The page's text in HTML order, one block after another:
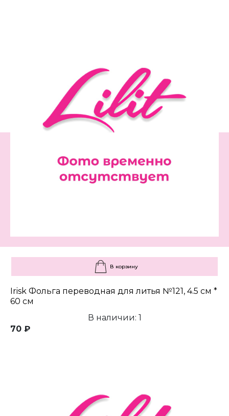
В корзину
Irisk Фольга переводная для литья №121, 4.5 см *
60 см
В наличии: 1
70 ₽